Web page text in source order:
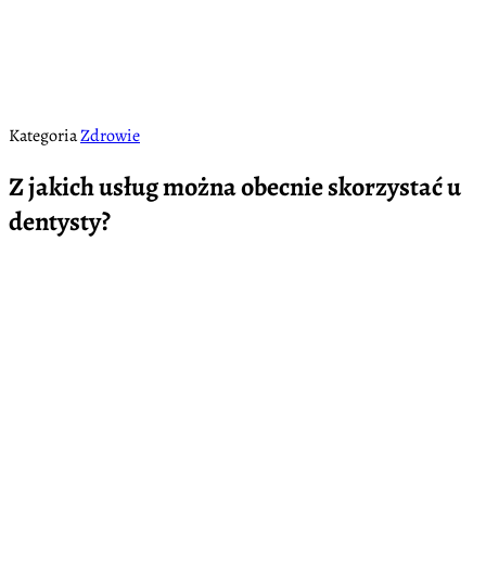
KategoriaZdrowie
Z jakich usług można obecnie skorzystać u
dentysty?